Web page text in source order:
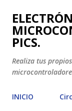
PICS.
Realiza tus
INICIO